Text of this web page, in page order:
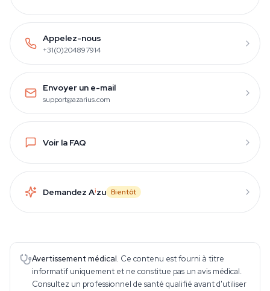
Appelez-nous
+31(0)204897914
Envoyer un e-mail
support@azarius.com
Voir la FAQ
Demandez Aizu Bientôt
Avertissement médical. Ce contenu est fourni à titre
informatif uniquement et ne constitue pas un avis médical.
Consultez un professionnel de santé qualifié avant d'utiliser